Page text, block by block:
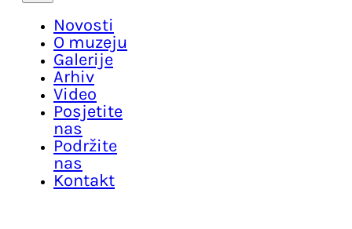
Novosti
O muzeju
Galerije
Arhiv
Video
Posjetite
nas
Podržite
nas
Kontakt